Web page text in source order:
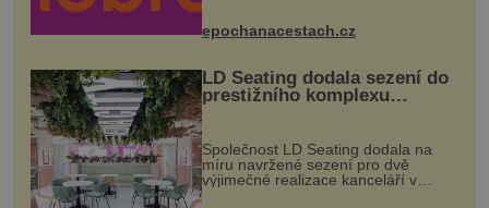
mohou těšit na víno, burčák, pes...
epochanacestach.cz
LD Seating dodala sezení do
prestižního komplexu
MediaCityUK v Salfordu
Společnost LD Seating dodala na
míru navržené sezení pro dvě
výjimečné realizace kanceláří v
areálu MediaCityUK v anglickém